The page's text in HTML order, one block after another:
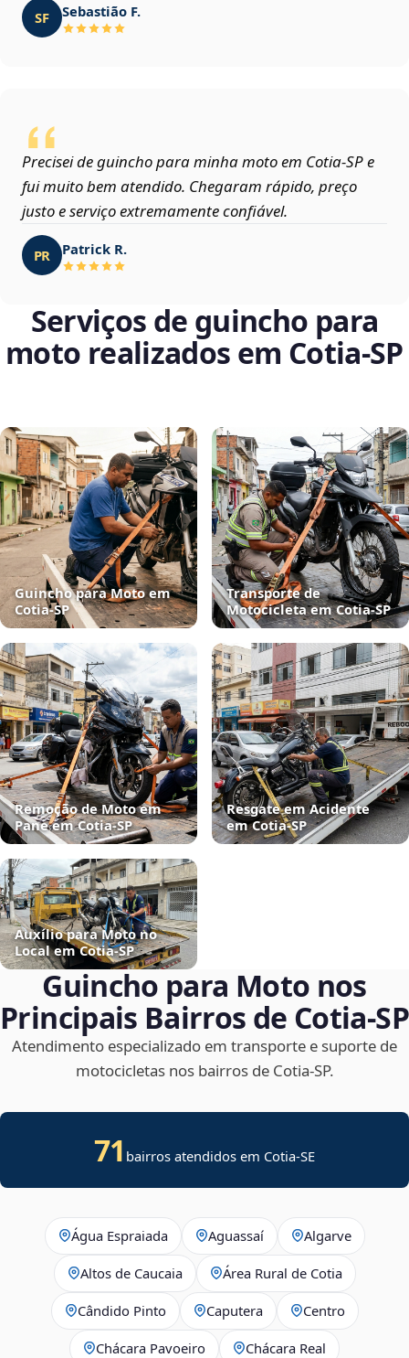
SF Sebastião F.
Precisei de guincho para minha moto em Cotia‑SP e
fui muito bem atendido. Chegaram rápido, preço
justo e serviço extremamente confiável.
PR Patrick R.
Serviços de guincho para
moto realizados em Cotia‑SP
Guincho para Moto em
Cotia‑SP
Transporte de
Motocicleta em Cotia‑SP
Remoção de Moto em
Pane em Cotia‑SP
Resgate em Acidente
em Cotia‑SP
Auxílio para Moto no
Local em Cotia‑SP
Guincho para Moto nos
Principais Bairros de Cotia‑SP
Atendimento especializado em transporte e suporte de
motocicletas nos bairros de Cotia‑SP.
71 bairros atendidos em Cotia-SE
Água Espraiada Aguassaí Algarve
Altos de Caucaia Área Rural de Cotia
Cândido Pinto Caputera Centro
Chácara Pavoeiro Chácara Real